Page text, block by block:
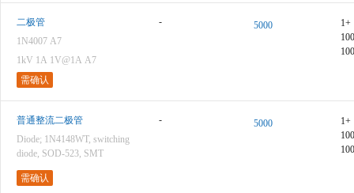
二极管
1N4007 A7
1kV 1A 1V@1A A7
需确认
- 5000
1+
普通整流二极管
Diode; 1N4148WT, switching
diode, SOD-523, SMT
需确认
- 5000
1+